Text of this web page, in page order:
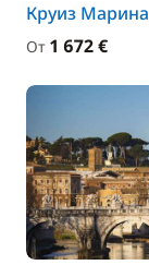
Круиз
От 1 672 €